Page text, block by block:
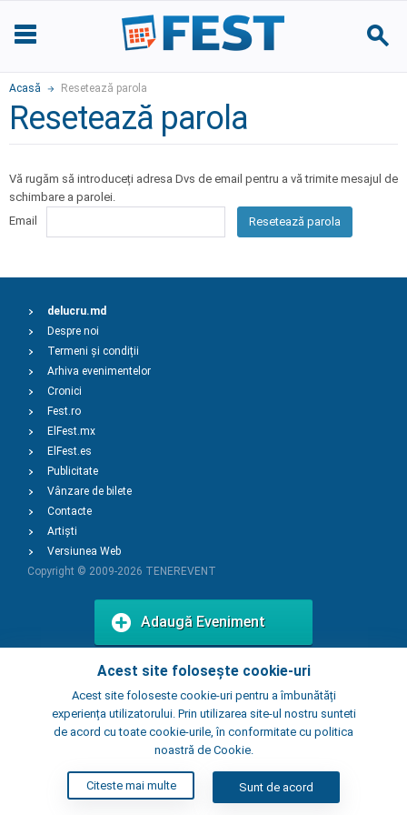
Acasă Resetează parola
Resetează parola
Vă rugăm să introduceți adresa Dvs de email pentru a vă trimite mesajul de
schimbare a parolei.
Email
Resetează parola
Acest site folosește cookie-uri
Acest site foloseste cookie-uri pentru a îmbunătăți
experiența utilizatorului. Prin utilizarea site-ul nostru sunteti
de acord cu toate cookie-urile, în conformitate cu politica
noastră de Cookie.
Citeste mai multe Sunt de acord
delucru.md
Despre noi
Termeni și condiții
Arhiva evenimentelor
Cronici
Fest.ro
ElFest.mx
ElFest.es
Publicitate
Vânzare de bilete
Contacte
Artiști
Versiunea Web
Copyright © 2009-2026 TENEREVENT
Adaugă Eveniment
Adaugă Local